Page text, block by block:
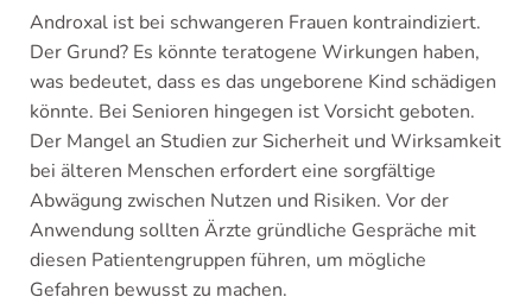
Androxal ist bei schwangeren Frauen kontraindiziert.
Der Grund? Es könnte teratogene Wirkungen haben,
was bedeutet, dass es das ungeborene Kind schädigen
könnte. Bei Senioren hingegen ist Vorsicht geboten.
Der Mangel an Studien zur Sicherheit und Wirksamkeit
bei älteren Menschen erfordert eine sorgfältige
Abwägung zwischen Nutzen und Risiken. Vor der
Anwendung sollten Ärzte gründliche Gespräche mit
diesen Patientengruppen führen, um mögliche
Gefahren bewusst zu machen.